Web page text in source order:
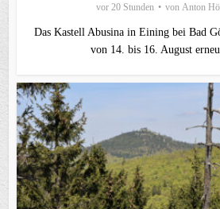
vor 20 Stunden von Anton
Das Kastell Abusina in Eining bei Bad
von 14. bis 16. August